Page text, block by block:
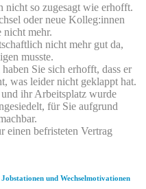
nicht so zugesagt wie erhofft.
oder neue Kolleg:innen
nicht mehr.
nicht mehr gut da,
musste.
Sie sich erhofft, dass er
was leider nicht geklappt hat.
ihr Arbeitsplatz wurde
für Sie aufgrund
einen befristeten Vertrag
und Wechselmotivationen